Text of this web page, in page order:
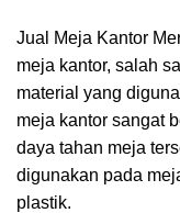
Jual Meja Kantor
meja kantor, salah
material yang
meja kantor sangat
daya tahan meja
digunakan pada
plastik.